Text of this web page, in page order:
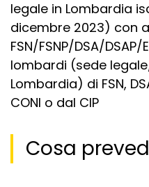
legale in Lombardia
dicembre 2023) con
FSN/FSNP/DSA/
lombardi (sede
Lombardia) di FSN,
CONI o dal CIP
Cosa